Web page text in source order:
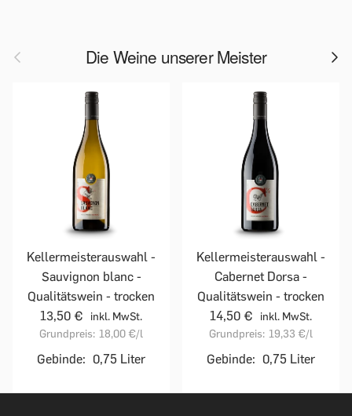
Die Weine unserer Meister
Kellermeisterauswahl -
Sauvignon blanc -
Qualitätswein - trocken
13,50 €
inkl. MwSt.
Grundpreis: 18,00 €/l
Gebinde: 0,75 Liter
Kellermeisterauswahl -
Cabernet Dorsa -
Qualitätswein - trocken
14,50 €
inkl. MwSt.
Grundpreis: 19,33 €/l
Gebinde: 0,75 Liter